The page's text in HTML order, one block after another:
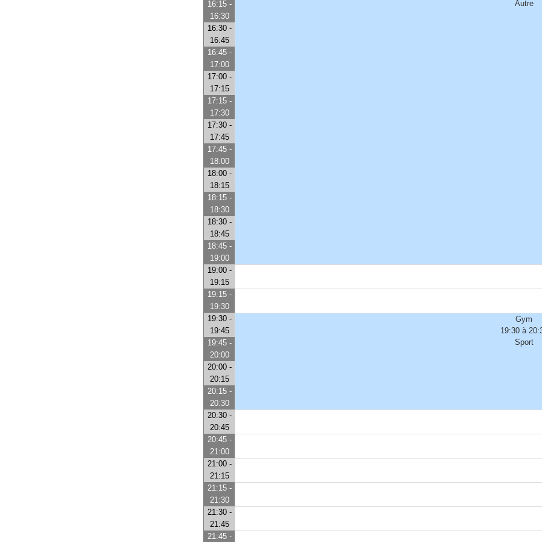
Autre
16:15 -
16:30
16:30 -
16:45
16:45 -
17:00
17:00 -
17:15
17:15 -
17:30
17:30 -
17:45
17:45 -
18:00
18:00 -
18:15
18:15 -
18:30
18:30 -
18:45
18:45 -
19:00
19:00 -
19:15
19:15 -
19:30
19:30 -
19:45
Gym
19:30 à
Sport
19:45 -
20:00
20:00 -
20:15
20:15 -
20:30
20:30 -
20:45
20:45 -
21:00
21:00 -
21:15
21:15 -
21:30
21:30 -
21:45
21:45 -